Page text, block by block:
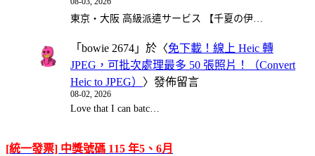
東京・大阪 高級派遣サービス 【千夏の伊…
「 bowie 2674 」於〈免下載！線上 Heic 轉
JPEG，可批次處理最多 50 張照片！（Convert
Heic to JPEG） 〉發佈留言
08-02, 2026
Love that I can batc…
[統一發票] 中獎號碼 115 年5、6月